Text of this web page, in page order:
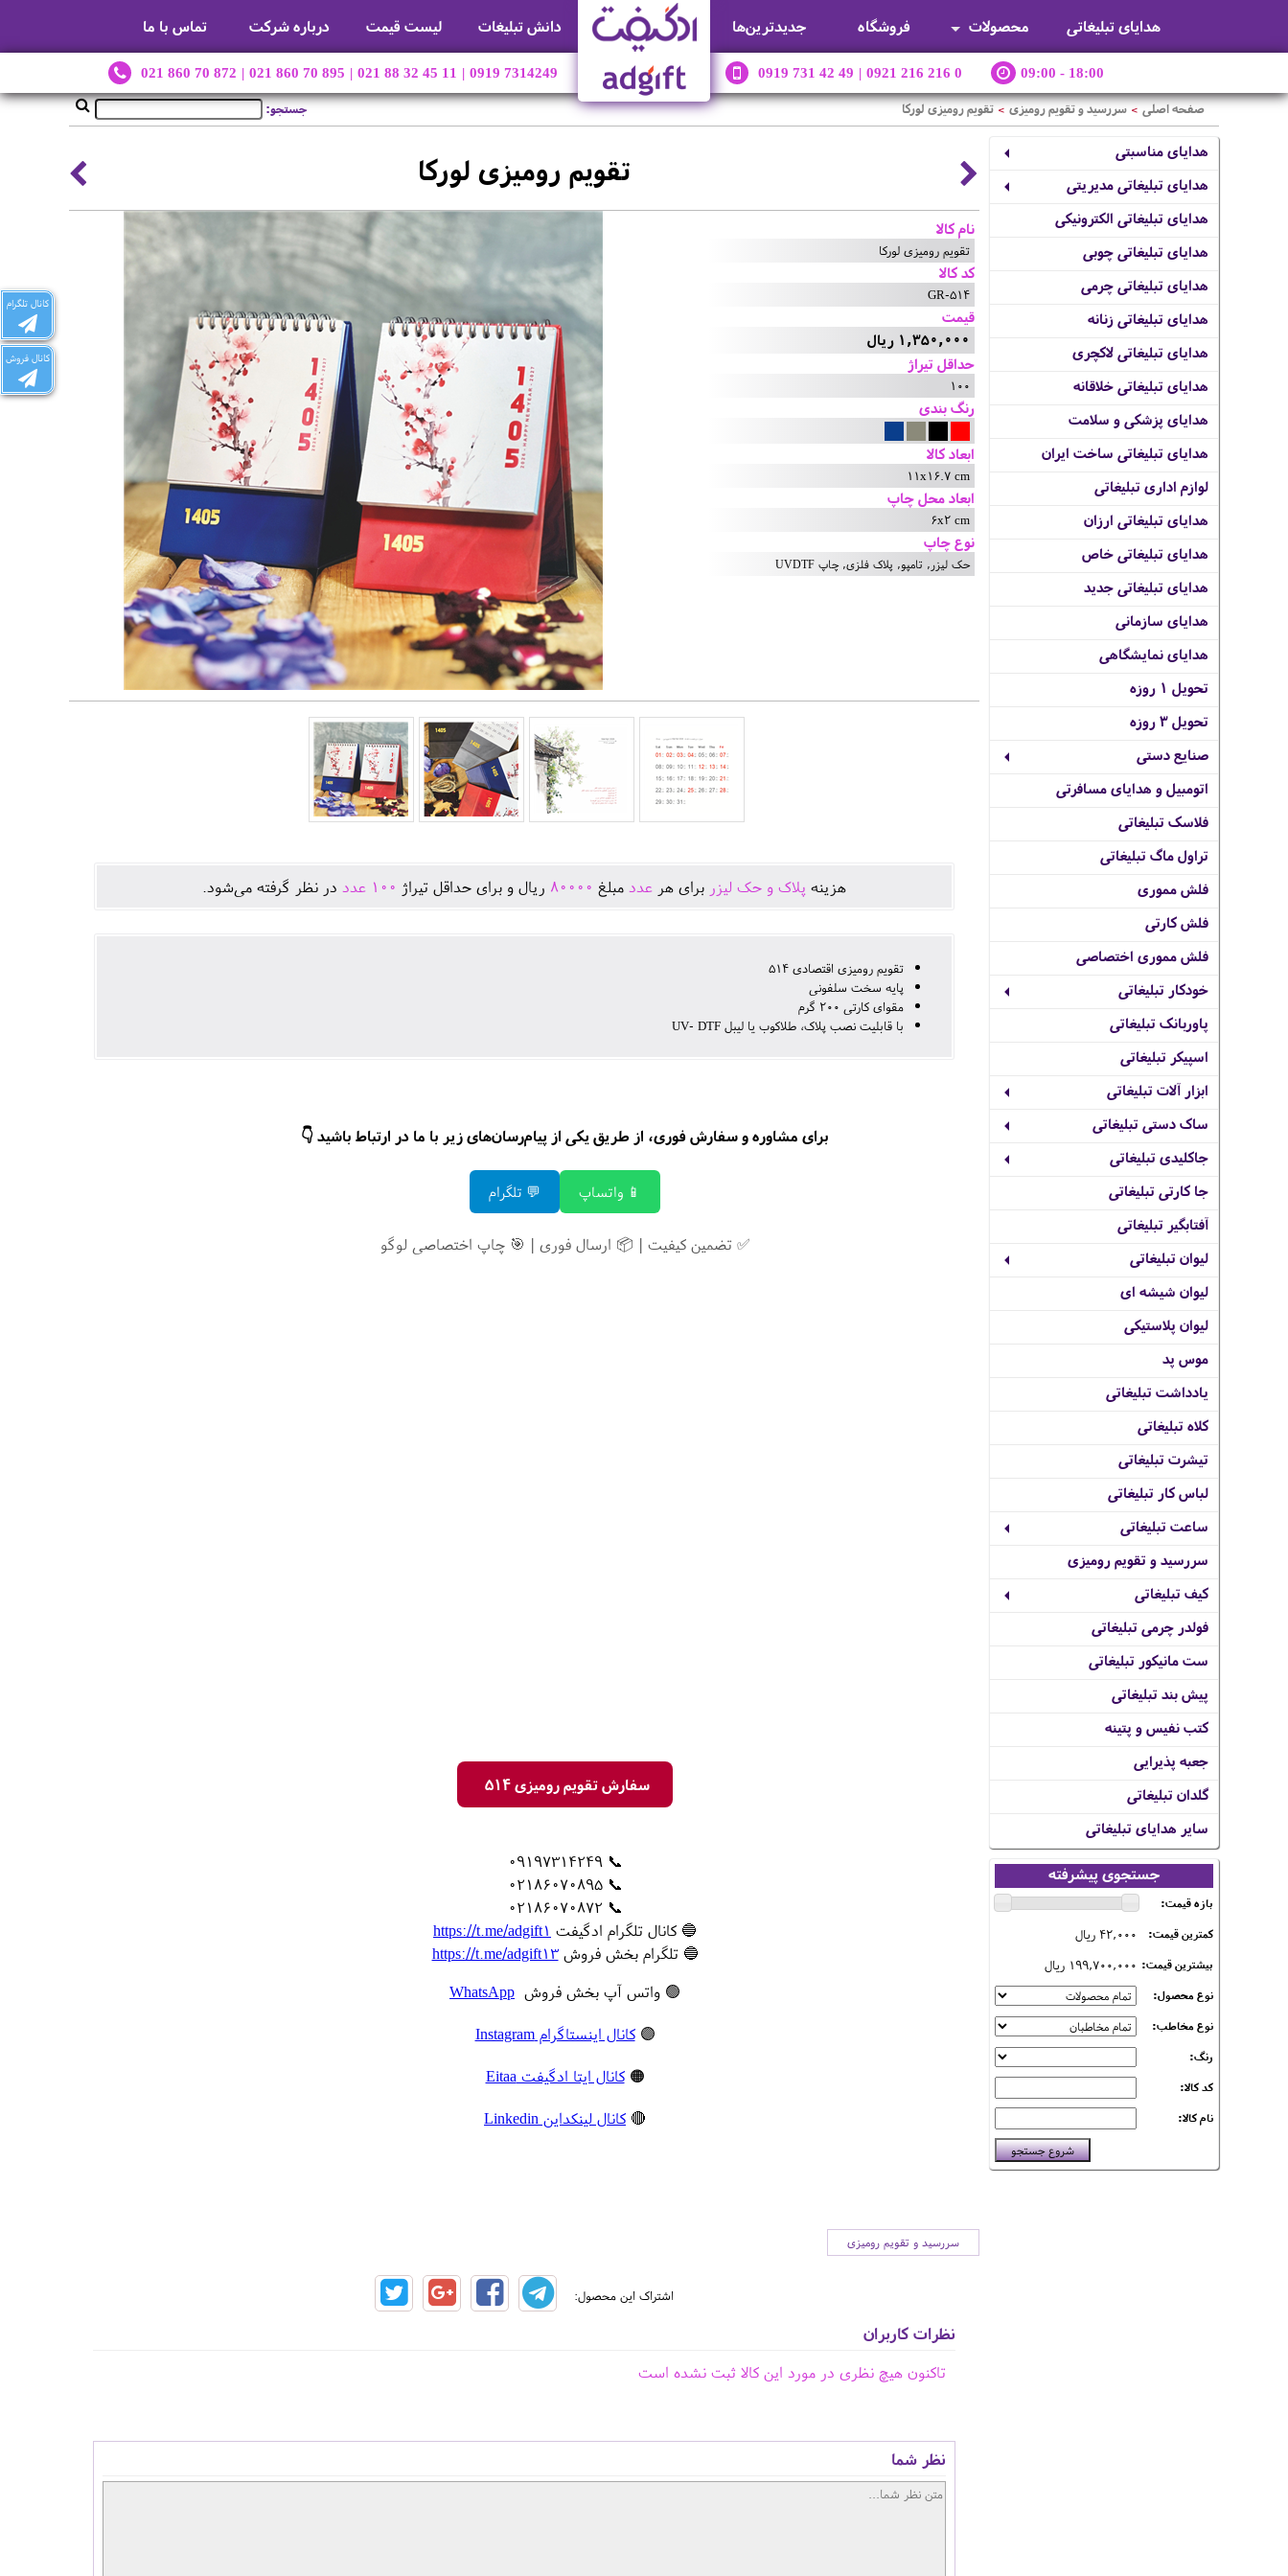
هدایای تبلیغاتی محصولات فروشگاه جديدترين‌ها دانش تبلیغات لیست قیمت درباره شرکت تماس با ما
021 860 70 872 | 021 860 70 895 | 021 88 32 45 11 | 0919 7314249 0919 731 42 49 | 0921 216 216 0 09:00 - 18:00
کانال تلگرام
کانال فروش
جستجو: صفحه اصلی > سررسید و تقویم رومیزی > تقویم رومیزی لورکا
هدایای مناسبتی
هدایای تبلیغاتی مدیریتی
هدایای تبلیغاتی الکترونیکی
هدایای تبلیغاتی چوبی
هدایای تبلیغاتی چرمی
هدایای تبلیغاتی زنانه
هدایای تبلیغاتی لاکچری
هدایای تبلیغاتی خلاقانه
هدایای پزشکی و سلامت
هدایای تبلیغاتی ساخت ایران
لوازم اداری تبلیغاتی
هدایای تبلیغاتی ارزان
هدایای تبلیغاتی خاص
هدایای تبلیغاتی جدید
هدایای سازمانی
هدایای نمایشگاهی
تحویل 1 روزه
تحویل 3 روزه
صنایع دستی
اتومبیل و هدایای مسافرتی
فلاسک تبلیغاتی
تراول ماگ تبلیغاتی
فلش مموری
فلش کارتی
فلش مموری اختصاصی
خودکار تبلیغاتی
پاوربانک تبلیغاتی
اسپیکر تبلیغاتی
ابزار آلات تبلیغاتی
ساک دستی تبلیغاتی
جاکلیدی تبلیغاتی
جا کارتی تبلیغاتی
آفتابگیر تبلیغاتی
لیوان تبلیغاتی
لیوان شیشه ای
لیوان پلاستیکی
موس پد
یادداشت تبلیغاتی
کلاه تبلیغاتی
تیشرت تبلیغاتی
لباس کار تبلیغاتی
ساعت تبلیغاتی
سررسید و تقویم رومیزی
کیف تبلیغاتی
فولدر چرمی تبلیغاتی
ست مانیکور تبلیغاتی
پیش بند تبلیغاتی
کتب نفیس و پتینه
جعبه پذیرایی
گلدان تبلیغاتی
سایر هدایای تبلیغاتی
جستجوی پیشرفته
بازه قیمت:
کمترین قیمت:
42,000 ریال
بیشترین قیمت: 199,700,000 ریال
نوع محصول:
نوع مخاطب:
رنگ:
کد کالا:
نام کالا:
تقویم رومیزی لورکا
نام کالا
تقویم رومیزی لورکا
کد کالا
GR-514
قیمت
1,350,000 ریال
حداقل تیراژ
100
رنگ بندی
ابعاد کالا
11x16.7 cm
ابعاد محل چاپ
6x2 cm
نوع چاپ
حک لیزر, تامپو, پلاک فلزی, چاپ UVDTF
هزينه پلاک و حک لیزر برای هر عدد مبلغ 80000 ريال و برای حداقل تيراژ 100 عدد در نظر گرفته می‌شود.
تقویم رومیزی اقتصادی 514
پایه سخت سلفونی
مقوای کارتی 200 گرم
با قابلیت نصب پلاک، طلاکوب یا لیبل UV- DTF
برای مشاوره و سفارش فوری، از طریق یکی از پیام‌رسان‌های زیر با ما در ارتباط باشید 👇
📱 واتساپ 💬 تلگرام
✅ تضمین کیفیت | 📦 ارسال فوری | 🎯 چاپ اختصاصی لوگو
سفارش تقویم رومیزی 514
📞 09197314249
📞 02186070895
📞 02186070872
🔵 کانال تلگرام ادگیفت https://t.me/adgift1
🔵 تلگرام بخش فروشhttps://t.me/adgift13
🟢 واتس آپ بخش فروش WhatsApp
🟣کانال اینستاگرام Instagram
🟠کانال ایتا ادگیفت Eitaa
🔴 کانال لینکداین Linkedin
سررسید و تقویم رومیزی
اشتراک این محصول:
نظرات کاربران
تاکنون هیچ نظری در مورد این کالا ثبت نشده است
نظر شما